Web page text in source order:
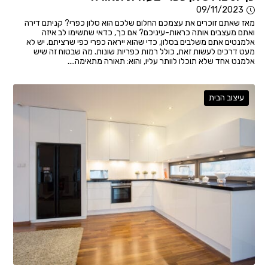
09/11/2023
מאז שאתם זוכרים את עצמכם החלום שלכם הוא סלון כפרי? קניתם דירה
ואתם מעצבים אותה כראות-עיניכם? אם כך, כדאי שתשימו לב איזה
אלמנטים אתם משלבים בסלון, כדי שהוא ייראה כפרי כפי שרציתם. יש לא
מעט דרכים לעשות זאת, כולל רמות כפריות שונות. מה שבטוח זה שיש
אלמנט אחד שלא תוכלו לוותר עליו, והוא: תאורה מתאימה....
עיצוב הבית